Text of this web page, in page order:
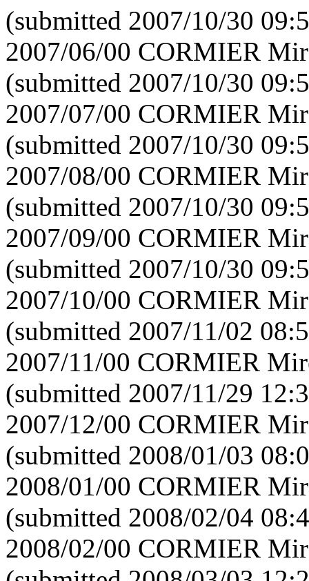
(submitted 2007/10/30
2007/06/00 CORMIER
(submitted 2007/10/30
2007/07/00 CORMIER
(submitted 2007/10/30
2007/08/00 CORMIER
(submitted 2007/10/30
2007/09/00 CORMIER
(submitted 2007/10/30
2007/10/00 CORMIER
(submitted 2007/11/02
2007/11/00 CORMIER
(submitted 2007/11/29
2007/12/00 CORMIER
(submitted 2008/01/03
2008/01/00 CORMIER
(submitted 2008/02/04
2008/02/00 CORMIER